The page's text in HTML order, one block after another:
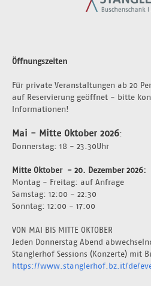
Öffnungszeiten
Für private Veranstaltungen ab 20
auf Reservierung geöffnet - bitte
Informationen!
Mai - Mitte Oktober 2026:
Donnerstag: 18 - 23.30Uhr
Mitte Oktober  - 20. Dezember 2026:
Montag - Freitag: auf Anfrage
Samstag: 12:00 - 22:30
Sonntag: 12:00 - 17:00
VON MAI BIS MITTE OKTOBER
Jeden Donnerstag Abend
https://www.stanglerhof.bz.it/de/